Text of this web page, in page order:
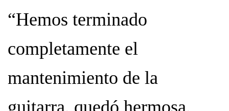
“Hemos terminado
completamente el
mantenimiento de la
guitarra, quedó hermosa,